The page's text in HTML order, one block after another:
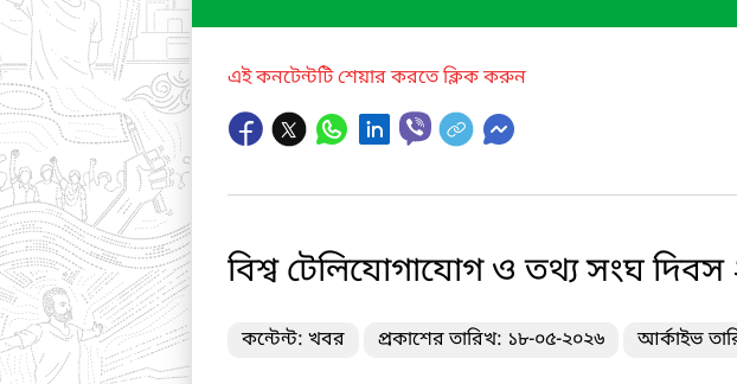
এই কনটেন্টটি শেয়ার করতে ক্লিক করুন
বিশ্ব টেলিযোগাযোগ ও তথ্য সংঘ
কন্টেন্ট: খবর প্রকাশের তারিখ: ১৮-০৫-২০২৬ আর্কাইভ